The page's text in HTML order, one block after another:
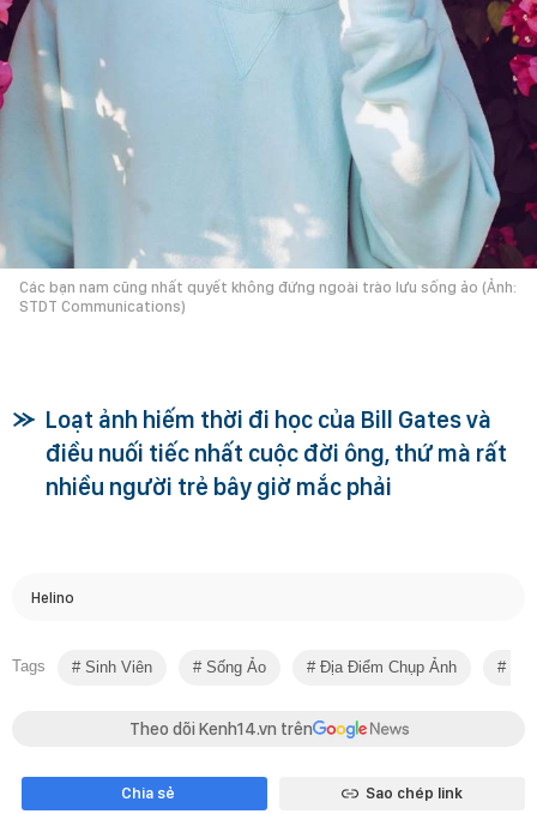
Các bạn nam cũng nhất quyết không đứng ngoài trào lưu sống ảo (Ảnh:
STDT Communications)
Loạt ảnh hiếm thời đi học của Bill Gates và
điều nuối tiếc nhất cuộc đời ông, thứ mà rất
nhiều người trẻ bây giờ mắc phải
Helino
Tags Sinh Viên Sống Ảo Địa Điểm Chụp Ảnh Xịn
Theo dõi Kenh14.vn trên
Chia sẻ Sao chép link